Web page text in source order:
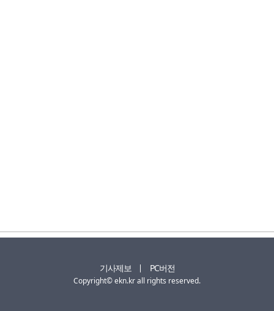
기사제보 PC버전
Copyright© ekn.kr all rights reserved.